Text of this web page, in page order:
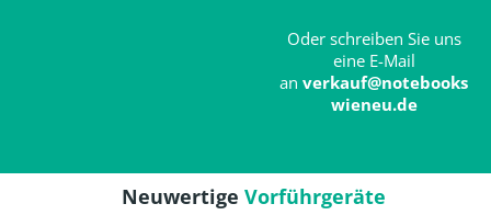
Oder schreiben Sie uns
eine E-Mail
an verkauf@notebooks
wieneu.de
Neuwertige Vorführgeräte